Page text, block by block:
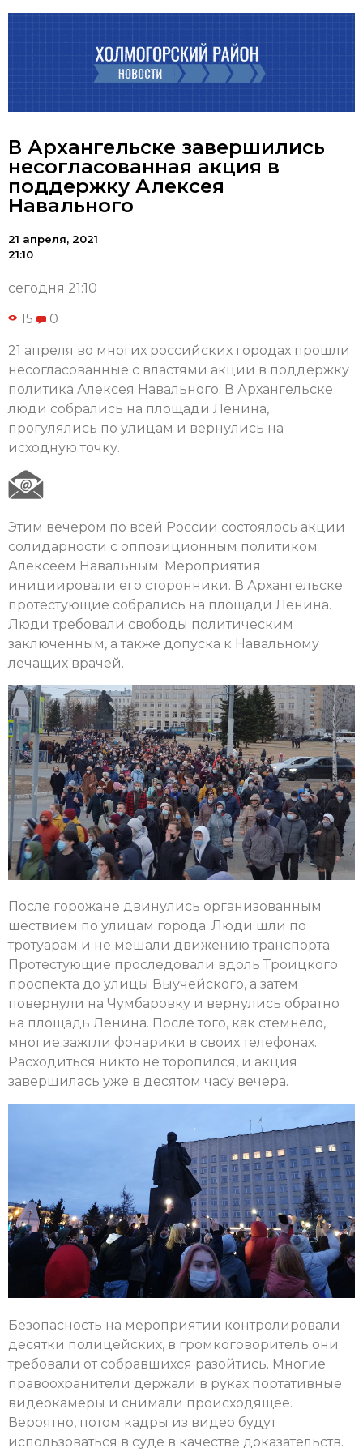
В Архангельске завершились
несогласованная акция в
поддержку Алексея
Навального
21 апреля, 2021
21:10
сегодня 21:10
15 0
21 апреля во многих российских городах прошли
несогласованные с властями акции в поддержку
политика Алексея Навального. В Архангельске
люди собрались на площади Ленина,
прогулялись по улицам и вернулись на
исходную точку.
Этим вечером по всей России состоялось акции
солидарности с оппозиционным политиком
Алексеем Навальным. Мероприятия
инициировали его сторонники. В Архангельске
протестующие собрались на площади Ленина.
Люди требовали свободы политическим
заключенным, а также допуска к Навальному
лечащих врачей.
После горожане двинулись организованным
шествием по улицам города. Люди шли по
тротуарам и не мешали движению транспорта.
Протестующие проследовали вдоль Троицкого
проспекта до улицы Выучейского, а затем
повернули на Чумбаровку и вернулись обратно
на площадь Ленина. После того, как стемнело,
многие зажгли фонарики в своих телефонах.
Расходиться никто не торопился, и акция
завершилась уже в десятом часу вечера.
Безопасность на мероприятии контролировали
десятки полицейских, в громкоговоритель они
требовали от собравшихся разойтись. Многие
правоохранители держали в руках портативные
видеокамеры и снимали происходящее.
Вероятно, потом кадры из видео будут
использоваться в суде в качестве доказательств.